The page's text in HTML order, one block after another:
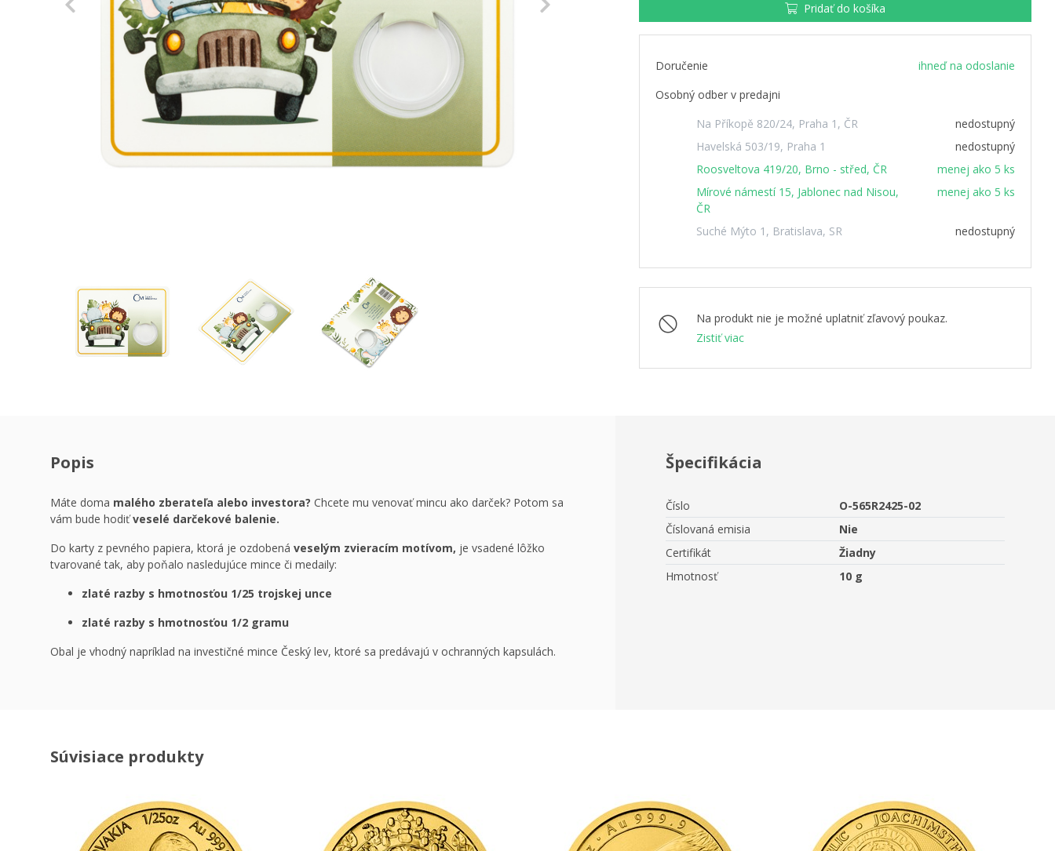
Previous Pridať do košíka
Doručenie
ihneď na odoslanie
Osobný odber v predajni
Na Příkopě 820/24, Praha 1, ČR
nedostupný
Havelská 503/19, Praha 1
nedostupný
Roosveltova 419/20, Brno - střed, ČR
menej ako 5 ks
Mírové námestí 15, Jablonec nad Nisou,
ČR
menej ako 5 ks
Suché Mýto 1, Bratislava, SR nedostupný
Na produkt nie je možné uplatniť zľavový poukaz.
Zistiť viac
Popis
Máte doma malého zberateľa alebo investora? Chcete mu venovať mincu ako darček? Potom sa
vám bude hodiťveselé darčekové balenie.
Do karty z pevného papiera, ktorá je ozdobená veselým zvieracím motívom, je vsadené lôžko
tvarované tak, aby poňalo nasledujúce mince či medaily:
zlaté razby s hmotnosťou 1/25 trojskej unce
zlaté razby s hmotnosťou 1/2 gramu
Obal je vhodný napríklad na investičné mince Český lev, ktoré sa predávajú v ochranných kapsulách.
Špecifikácia
Číslo
O-565R2425-02
Číslovaná emisia
Nie
Certifikát
Žiadny
Hmotnosť
10 g
Súvisiace produkty